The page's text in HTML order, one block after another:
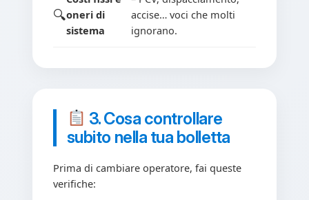
oneri di
sistema
accise… voci che molti
ignorano.
3. Cosa controllare
subito nella tua bolletta
Prima di cambiare operatore, fai queste
verifiche: